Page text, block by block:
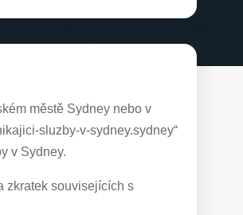
městě Sydney nebo v
sluzby-v-sydney.sydney“
v Sydney.
zkratek souvisejících s